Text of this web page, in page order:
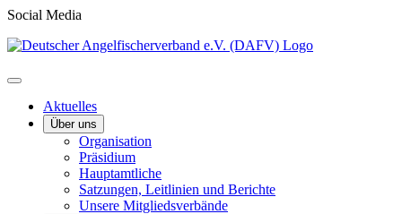
Social Media
Aktuelles
Über uns
Organisation
Präsidium
Hauptamtliche
Satzungen, Leitlinien und Berichte
Unsere Mitgliedsverbände